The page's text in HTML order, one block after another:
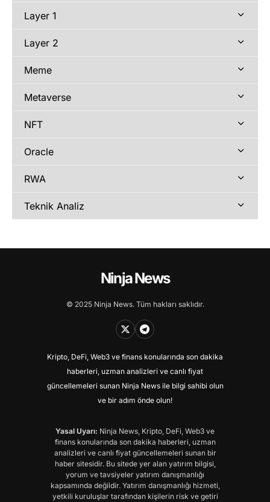
Layer 1
Layer 2
Meme
Metaverse
NFT
Oracle
RWA
Teknik Analiz
Ninja News
© 2025 Ninja News. Tüm hakları saklıdır.
Kripto, DeFi, Web3 ve finans konularında son dakika
haberleri, uzman analizleri ve canlı fiyat
güncellemeleri sunan Ninja News ile bilgi sahibi olun
ve bir adım önde olun!
Yasal Uyarı: Ninja News, Kripto, DeFi, Web3 ve
finans konularında son dakika haberleri, uzman
analizleri ve canlı fiyat güncellemeleri sunan bir
haber sitesidir. Bu sitede yer alan yatırım bilgisi,
yorum ve tavsiyeler yatırım danışmanlığı
kapsamında değildir. Yatırım danışmanlığı hizmeti,
yetkili kuruluşlar tarafından kişilerin risk ve getiri